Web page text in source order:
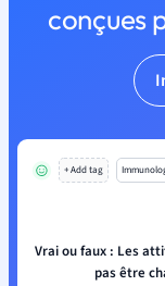
conçues
+ Add tag
Vrai ou faux : Les
pas être